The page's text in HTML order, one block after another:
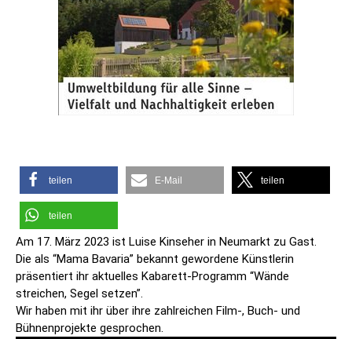
teilen E-Mail teilen
teilen
Am 17. März 2023 ist Luise Kinseher in Neumarkt zu Gast.
Die als “Mama Bavaria” bekannt gewordene Künstlerin
präsentiert ihr aktuelles Kabarett-Programm “Wände
streichen, Segel setzen”.
Wir haben mit ihr über ihre zahlreichen Film-, Buch- und
Bühnenprojekte gesprochen.